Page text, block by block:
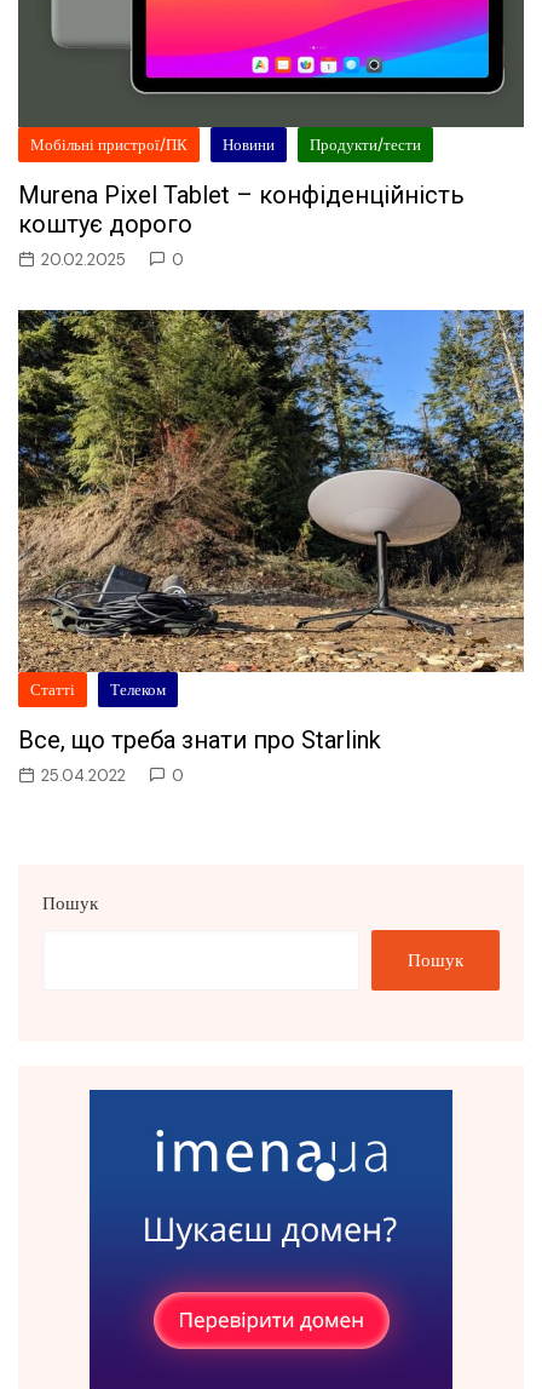
Мобільні пристрої/ПК Новини Продукти/тести
Murena Pixel Tablet – конфіденційність
коштує дорого
20.02.2025 0
Статті Телеком
Все, що треба знати про Starlink
25.04.2022 0
Пошук
Пошук